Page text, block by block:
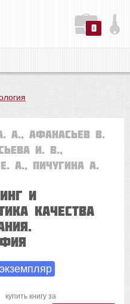
0
А., Афанасьев В.
И. В.,
А., Пичугина А.
и
качества
купить книгу за